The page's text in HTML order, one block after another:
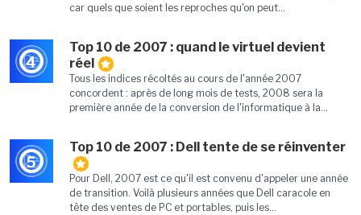
car quels que soient les reproches qu'on peut...
4
Top 10 de 2007 : quand le virtuel devient
réel
Tous les indices récoltés au cours de l'année 2007
concordent : après de long mois de tests, 2008 sera la
première année de la conversion de l'informatique à la...
5
Top 10 de 2007 : Dell tente de se réinventer
Pour Dell, 2007 est ce qu'il est convenu d'appeler une année
de transition. Voilà plusieurs années que Dell caracole en
tête des ventes de PC et portables, puis les...